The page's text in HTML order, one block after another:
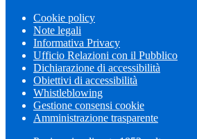
Cookie policy
Note legali
Informativa Privacy
Ufficio Relazioni con il Pubblico
Dichiarazione di accessibilità
Obiettivi di accessibilità
Whistleblowing
Gestione consensi cookie
Amministrazione trasparente